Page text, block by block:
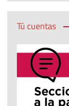
Tú cuentas